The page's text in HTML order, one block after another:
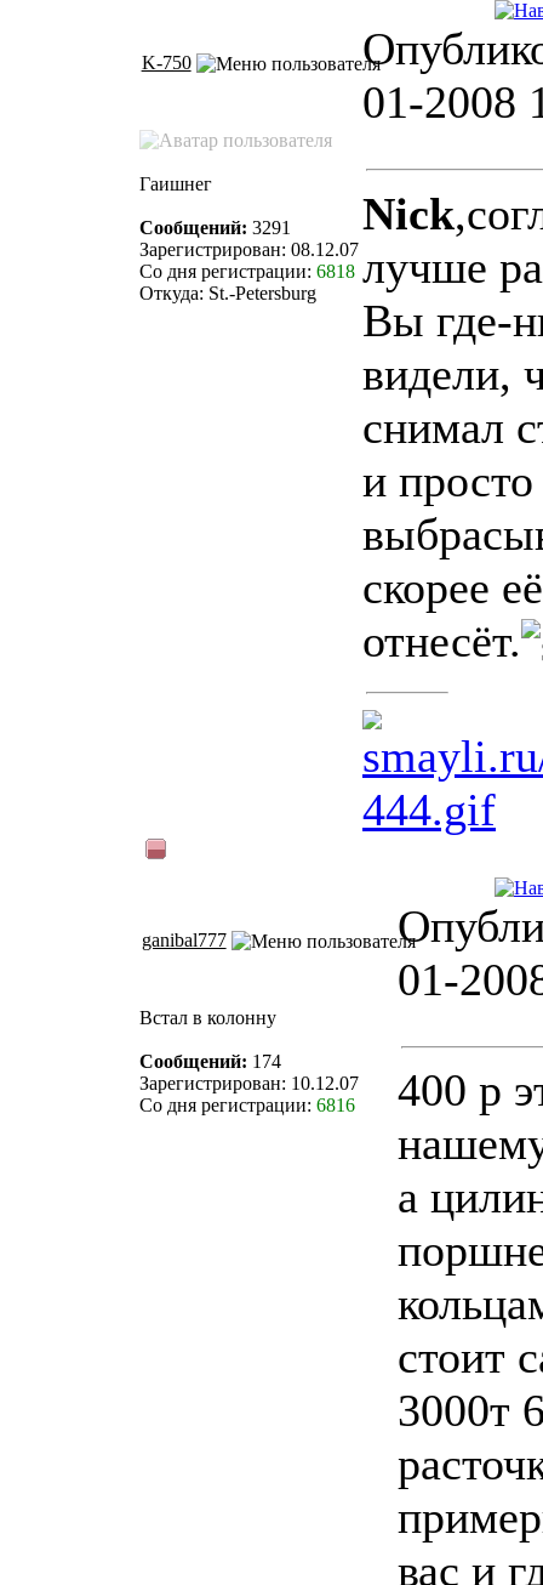
K-750
01-2008
Гаишнег
Сообщений: 3291
Зарегистрирован: 08.12.07
Со дня регистрации: 6818
Откуда: St.-Petersburg
Nick
лучше
Вы где-
видели,
снимал
и просто
скорее
отнесёт.
ganibal777
01-
Встал в колонну
Сообщений: 174
Зарегистрирован: 10.12.07
Со дня регистрации: 6816
400 р
а
стоит
3000т
вас и